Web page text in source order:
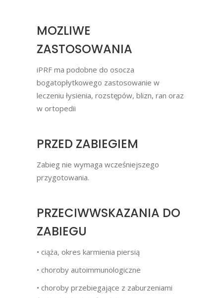
MOZLIWE
ZASTOSOWANIA
iPRF ma podobne do osocza
bogatopłytkowego zastosowanie w
leczeniu łysienia, rozstępów, blizn, ran oraz
w ortopedii
PRZED ZABIEGIEM
Zabieg nie wymaga wcześniejszego
przygotowania.
PRZECIWWSKAZANIA DO
ZABIEGU
• ciąża, okres karmienia piersią
• choroby autoimmunologiczne
• choroby przebiegające z zaburzeniami